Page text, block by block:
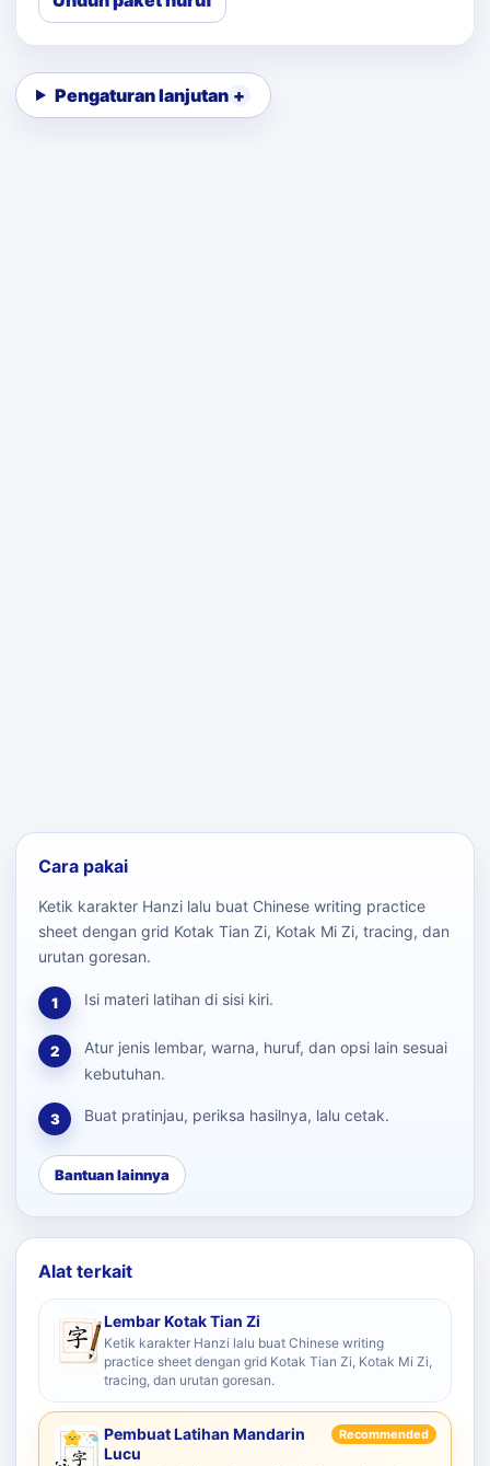
Pengaturan lanjutan
Cara pakai
Ketik karakter Hanzi lalu buat Chinese writing practice
sheet dengan grid Kotak Tian Zi, Kotak Mi Zi, tracing, dan
urutan goresan.
1 Isi materi latihan di sisi kiri.
2
Atur jenis lembar, warna, huruf, dan opsi lain sesuai
kebutuhan.
3 Buat pratinjau, periksa hasilnya, lalu cetak.
Bantuan lainnya
Alat terkait
Lembar Kotak Tian Zi
Ketik karakter Hanzi lalu buat Chinese writing
practice sheet dengan grid Kotak Tian Zi, Kotak Mi Zi,
tracing, dan urutan goresan.
Pembuat Latihan Mandarin
Lucu
Recommended